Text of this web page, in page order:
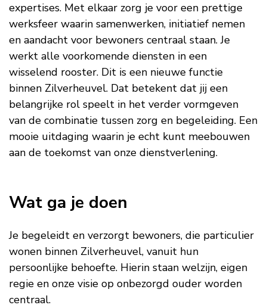
expertises. Met elkaar zorg je voor een prettige
werksfeer waarin samenwerken, initiatief nemen
en aandacht voor bewoners centraal staan. Je
werkt alle voorkomende diensten in een
wisselend rooster. Dit is een nieuwe functie
binnen Zilverheuvel. Dat betekent dat jij een
belangrijke rol speelt in het verder vormgeven
van de combinatie tussen zorg en begeleiding. Een
mooie uitdaging waarin je echt kunt meebouwen
aan de toekomst van onze dienstverlening.
Wat ga je doen
Je begeleidt en verzorgt bewoners, die particulier
wonen binnen Zilverheuvel, vanuit hun
persoonlijke behoefte. Hierin staan welzijn, eigen
regie en onze visie op onbezorgd ouder worden
centraal.